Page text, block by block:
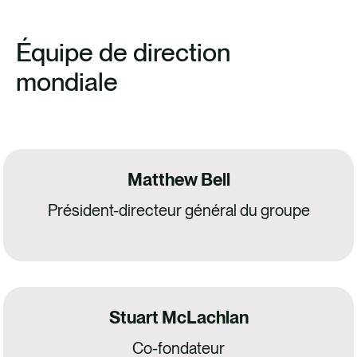
Équipe de direction
mondiale
Matthew Bell
Président-directeur général du groupe
Stuart McLachlan
Co-fondateur